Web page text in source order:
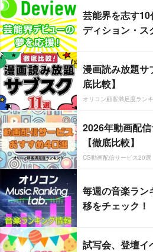
芸能界を志す
ディション・
漫画読み放題サ
底比較】
オリコン顧客満足度ラン
2026年動画配
【徹底比較】
CS動画配信サービス20選
毎週の音楽ラン
移をチェック！
試写会、登壇イ